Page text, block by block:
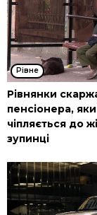
Рівне
Рівнянки
пенсіонера,
чіпляється до
зупинці